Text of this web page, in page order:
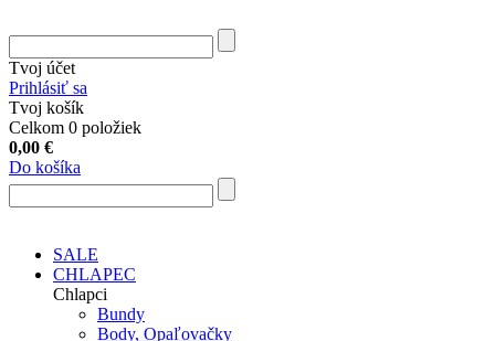
Tvoj účet
Prihlásiť sa
Tvoj košík
Celkom 0 položiek
0,00 €
Do košíka
SALE
CHLAPEC
Chlapci
Bundy
Body, Opaľovačky